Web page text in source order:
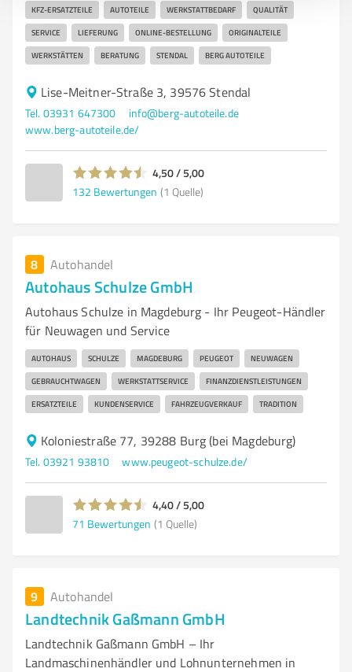
KFZ-ERSATZTEILE AUTOTEILE WERKSTATTBEDARF QUALITÄT
SERVICE LIEFERUNG ONLINE-BESTELLUNG ORIGINALTEILE
WERKSTÄTTEN BERATUNG STENDAL BERG AUTOTEILE
Lise-Meitner-Straße 3, 39576 Stendal
Tel. 03931 647300
info@berg-autoteile.de
www.berg-autoteile.de/
4,50 / 5,00
132 Bewertungen (1 Quelle)
8 Autohandel
Autohaus Schulze GmbH
Autohaus Schulze in Magdeburg - Ihr Peugeot-Händler
für Neuwagen und Service
AUTOHAUS SCHULZE MAGDEBURG PEUGEOT NEUWAGEN
GEBRAUCHTWAGEN WERKSTATTSERVICE FINANZDIENSTLEISTUNGEN
ERSATZTEILE KUNDENSERVICE FAHRZEUGVERKAUF TRADITION
Koloniestraße 77, 39288 Burg (bei Magdeburg)
Tel. 03921 93810 www.peugeot-schulze.de/
4,40 / 5,00
71 Bewertungen (1 Quelle)
9 Autohandel
Landtechnik Gaßmann GmbH
Landtechnik Gaßmann GmbH – Ihr
Landmaschinenhändler und Lohnunternehmen in